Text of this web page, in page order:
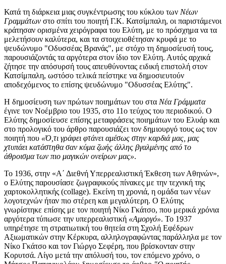
Κατά τη διάρκεια μιας συγκέντρωσης του κύκλου των Νέων
Γραμμάτων στο σπίτι του ποιητή Γ.Κ. Κατσίμπαλη, οι παριστάμενοι
κράτησαν ορισμένα χειρόγραφα του Ελύτη, με το πρόσχημα να τα
μελετήσουν καλύτερα, και τα στοιχειοθέτησαν κρυφά με το
ψευδώνυμο "Οδυσσέας Βρανάς", με στόχο τη δημοσίευσή τους,
παρουσιάζοντάς τα αργότερα στον ίδιο τον Ελύτη. Αυτός αρχικά
ζήτησε την απόσυρσή τους απευθύνοντας ειδική επιστολή στον
Κατσίμπαλη, ωστόσο τελικά πείστηκε να δημοσιευτούν
αποδεχόμενος το επίσης ψευδώνυμο "Οδυσσέας Ελύτης".
Η δημοσίευση των πρώτων ποιημάτων του στα Νέα Γράμματα
έγινε τον Νοέμβριο του 1935, στο 11ο τεύχος του περιοδικού. Ο
Ελύτης δημοσίευσε επίσης μεταφράσεις ποιημάτων του Ελυάρ και
στο προλογικό του άρθρο παρουσιάζει τον δημιουργό τους ως τον
ποιητή που «Ό,τι γράφει φτάνει αμέσως στην καρδιά μας, μας
χτυπάει κατάστηθα σαν κύμα ζωής άλλης βγαλμένης από το
άθροισμα των πιο μαγικών ονείρων μας».
Το 1936, στην «Α΄ Διεθνή Υπερρεαλιστική Έκθεση των Αθηνών»,
ο Ελύτης παρουσίασε ζωγραφικούς πίνακες με την τεχνική της
χαρτοκολλητικής (collage). Εκείνη τη χρονιά, η ομάδα των νέων
λογοτεχνών ήταν πιο στέρεη και μεγαλύτερη. Ο Ελύτης
γνωρίστηκε επίσης με τον ποιητή Νίκο Γκάτσο, που μερικά χρόνια
αργότερα τύπωσε την υπερρεαλιστική «Αμοργό». Το 1937
υπηρέτησε τη στρατιωτική του θητεία στη Σχολή Εφέδρων
Αξιωματικών στην Κέρκυρα, αλληλογραφώντας παράλληλα με τον
Νίκο Γκάτσο και τον Γιώργο Σεφέρη, που βρίσκονταν στην
Κορυτσά. Λίγο μετά την απόλυσή του, τον επόμενο χρόνο, ο